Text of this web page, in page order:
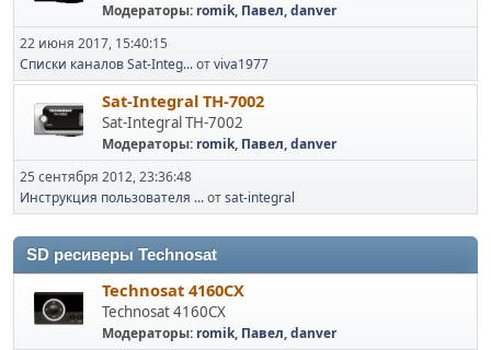
Модераторы: romik, Павел,danver
22 июня 2017, 15:40:15
Списки каналов Sat-Integ...отviva1977
Sat-Integral TH-7002
Sat-Integral TH-7002
Модераторы: romik, Павел,danver
25 сентября 2012, 23:36:48
Инструкция пользователя ...отsat-integral
SD ресиверы Technosat
Technosat 4160CX
Technosat 4160CX
Модераторы: romik, Павел,danver